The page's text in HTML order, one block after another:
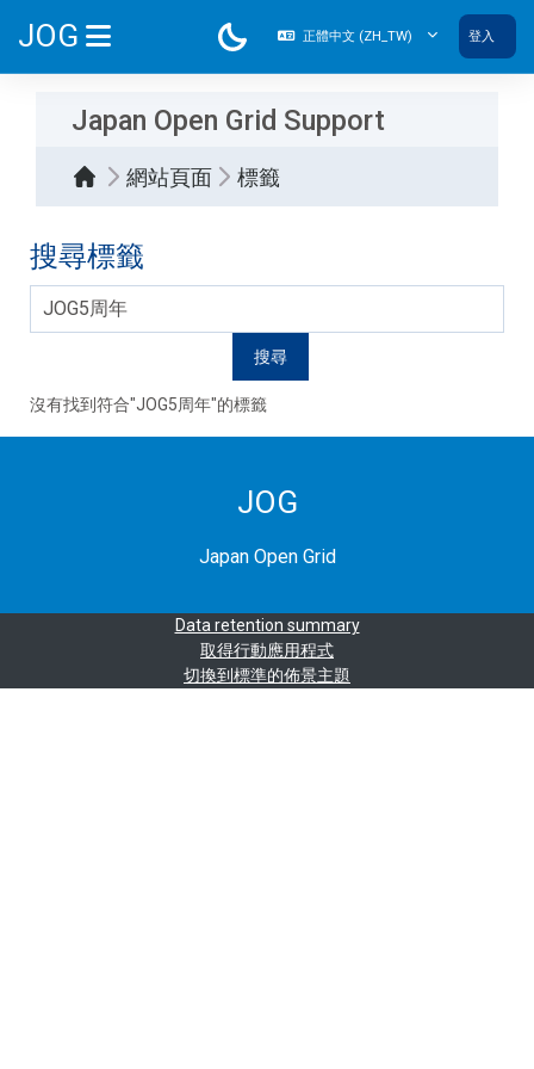
JOG 正體中文 ‎(ZH_TW)‎ 登入
Japan Open Grid Support
網站頁面 標籤
搜尋標籤
搜尋標籤
沒有找到符合"JOG5周年"的標籤
JOG
Japan Open Grid
Data retention summary
取得行動應用程式
切換到標準的佈景主題